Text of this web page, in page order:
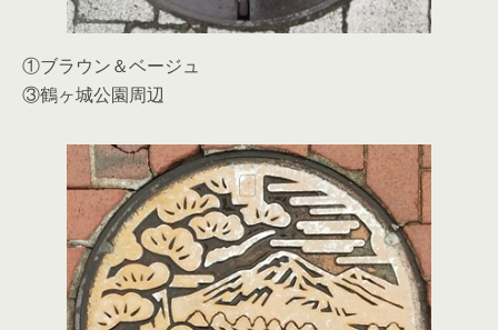
①ブラウン＆ベージュ
③鶴ヶ城公園周辺